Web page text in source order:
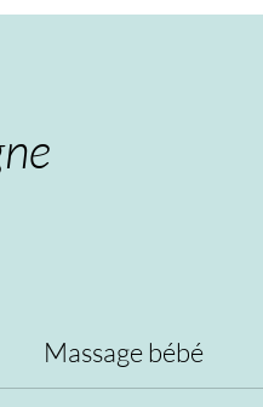
Massage bébé